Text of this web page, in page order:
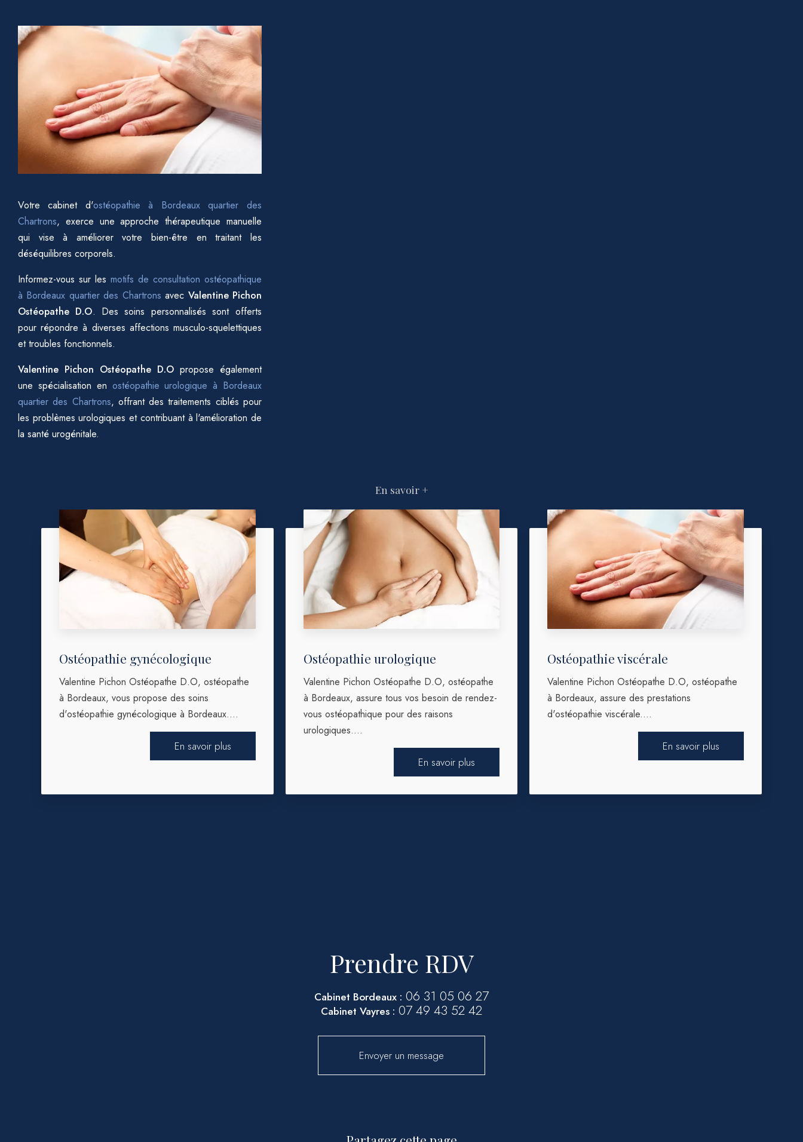
Votre cabinet d'ostéopathie à Bordeaux quartier des
Chartrons, exerce une approche thérapeutique manuelle
qui vise à améliorer votre bien-être en traitant les
déséquilibres corporels.
Informez-vous sur les motifs de consultation ostéopathique
à Bordeaux quartier des Chartrons avec Valentine Pichon
Ostéopathe D.O. Des soins personnalisés sont offerts
pour répondre à diverses affections musculo-squelettiques
et troubles fonctionnels.
Valentine Pichon Ostéopathe D.O propose également
une spécialisation en ostéopathie urologique à Bordeaux
quartier des Chartrons, offrant des traitements ciblés pour
les problèmes urologiques et contribuant à l'amélioration de
la santé urogénitale.
En savoir +
Ostéopathie gynécologique
Valentine Pichon Ostéopathe D.O, ostéopathe
à Bordeaux, vous propose des soins
d'ostéopathie gynécologique à Bordeaux....
En savoir plus
Ostéopathie urologique
Valentine Pichon Ostéopathe D.O, ostéopathe
à Bordeaux, assure tous vos besoin de rendez-
vous ostéopathique pour des raisons
urologiques....
En savoir plus
Ostéopathie viscérale
Valentine Pichon Ostéopathe D.O, ostéopathe
à Bordeaux, assure des prestations
d'ostéopathie viscérale....
En savoir plus
Prendre RDV
Cabinet Bordeaux : 06 31 05 06 27
Cabinet Vayres : 07 49 43 52 42
Envoyer un message